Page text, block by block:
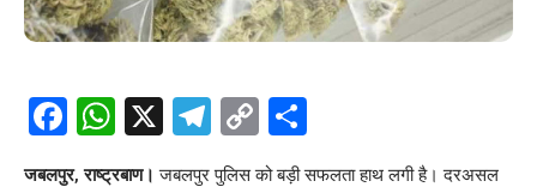
Facebook
WhatsApp
X Telegram
Copy
Link
जबलपुर, राष्ट्रबाण।जबलपुर पुलिस को बड़ी सफलता हाथ लगी है। दरअसल